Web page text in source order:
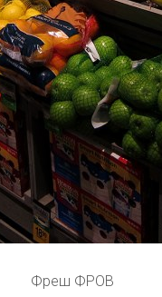
Фреш ФРОВ